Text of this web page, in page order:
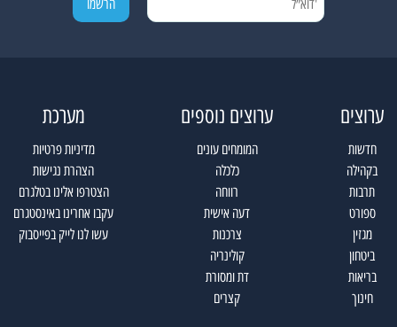
ערוצים
חדשות
בקהילה
תרבות
ספורט
מגזין
ביטחון
בריאות
חינוך
ערוצים נוספים
המומחים עונים
כלכלה
רווחה
דעה אישית
צרכנות
קולינריה
דת ומסורת
קצרים
מערכת
מדיניות פרטיות
הצהרת נגישות
הצטרפו אלינו בטלגרם
עקבו אחרינו באינסטגרם
עשו לנו לייק בפייסבוק